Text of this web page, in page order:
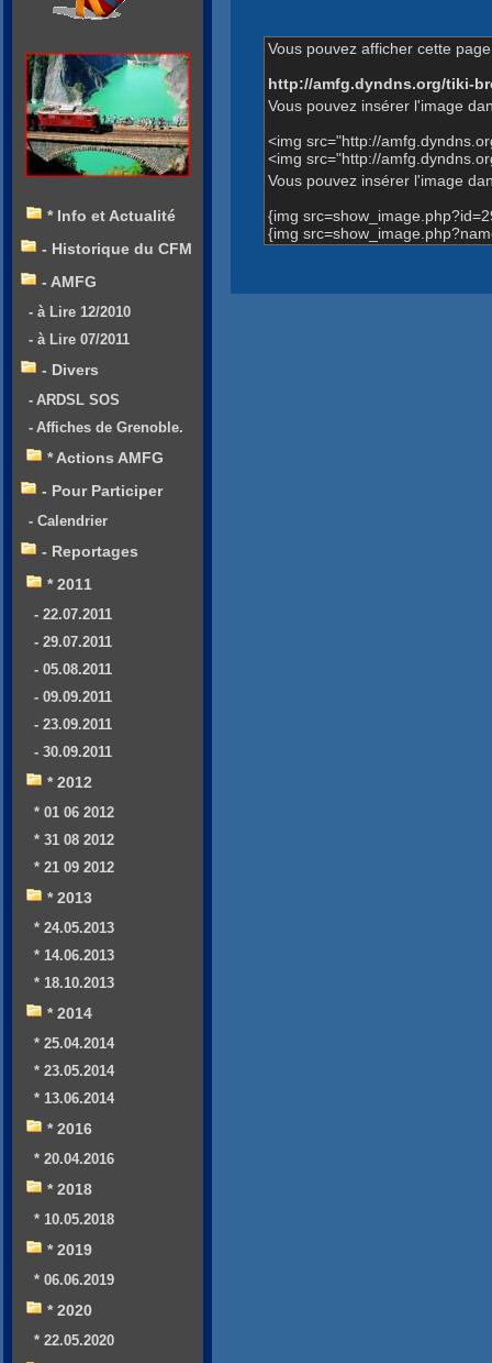
Vous pouvez afficher cette
http://amfg.dyndns.org/tiki-
Vous pouvez insérer l'image
<img src="http://
<img src="http://
Vous pouvez insérer l'image
{img
{img
* Info et Actualité
- Historique du CFM
- AMFG
- à Lire 12/2010
- à Lire 07/2011
- Divers
- ARDSL SOS
- Affiches de Grenoble.
* Actions AMFG
- Pour Participer
- Calendrier
- Reportages
* 2011
- 22.07.2011
- 29.07.2011
- 05.08.2011
- 09.09.2011
- 23.09.2011
- 30.09.2011
* 2012
* 01 06 2012
* 31 08 2012
* 21 09 2012
* 2013
* 24.05.2013
* 14.06.2013
* 18.10.2013
* 2014
* 25.04.2014
* 23.05.2014
* 13.06.2014
* 2016
* 20.04.2016
* 2018
* 10.05.2018
* 2019
* 06.06.2019
* 2020
* 22.05.2020